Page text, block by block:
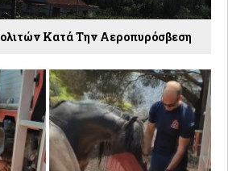
Κατά Την Αεροπυρόσβεση